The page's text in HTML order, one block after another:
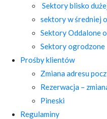
Sektory blisko
sektory w średniej
Sektory Oddalone
Sektory ogrodzone
Prośby klientów
Zmiana adresu
Rezerwacja –
Pineski
Regulaminy